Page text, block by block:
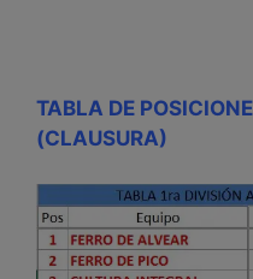
TABLA DE
(CLAUSURA)